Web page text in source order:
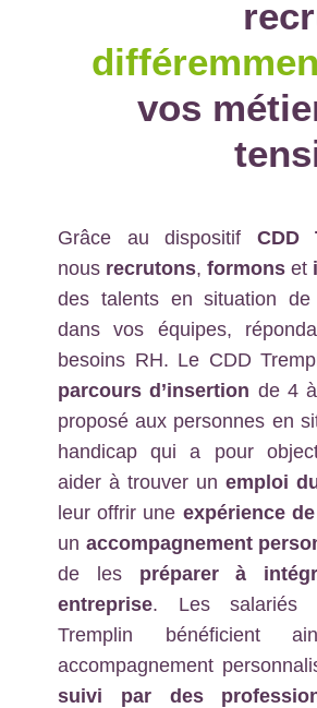
vos
Grâce au dispositif CDD
nous recrutons, formons et
des talents en situation de
dans vos équipes,
besoins RH. Le CDD
parcours d’insertion de 4
proposé aux personnes en
handicap qui a pour
aider à trouver un emploi
leur offrir une expérience de
un accompagnement
de les préparer à
entreprise. Les salariés
Tremplin bénéficient
accompagnement
suivi par des